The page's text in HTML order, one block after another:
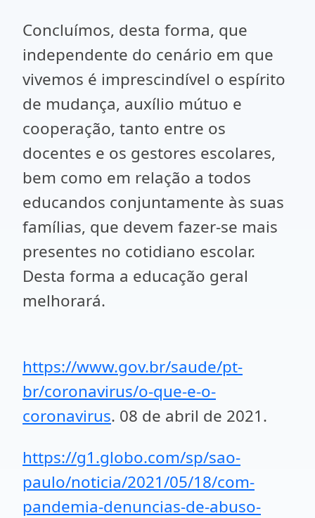
Concluímos, desta forma, que
independente do cenário em que
vivemos é imprescindível o espírito
de mudança, auxílio mútuo e
cooperação, tanto entre os
docentes e os gestores escolares,
bem como em relação a todos
educandos conjuntamente às suas
famílias, que devem fazer-se mais
presentes no cotidiano escolar.
Desta forma a educação geral
melhorará.
https://www.gov.br/saude/pt-
br/coronavirus/o-que-e-o-
coronavirus. 08 de abril de 2021.
https://g1.globo.com/sp/sao-
paulo/noticia/2021/05/18/com-
pandemia-denuncias-de-abuso-